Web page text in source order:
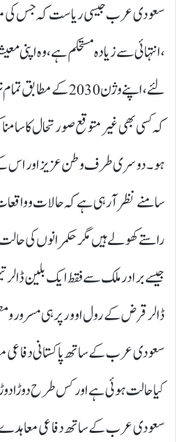
سعودی عرب جیسی ریاست کہ جس کی
،انتہائی سے زیادہ مستحکم ہے ،وہ
لئے ،اپنے وژن
کہ کسی بھی غیر متوقع صورتحال کا
ہو۔دوسری طرف وطن عزیز اور اس کے
سامنے نظر آرہی ہے کہ حالات و
راستے کھولے ہیں مگر حکمرانوں کی
جیسے برادر ملک سے فقط ایک بلین ڈالر
ڈالر قرض کے رول اوور پر ہی مسرور و
سعودی عرب کے ساتھ پاکستانی
کیا حالت ہوئی ہے اور کس طرح دوڑا
سعودی عرب کے ساتھ دفاعی معاہدے